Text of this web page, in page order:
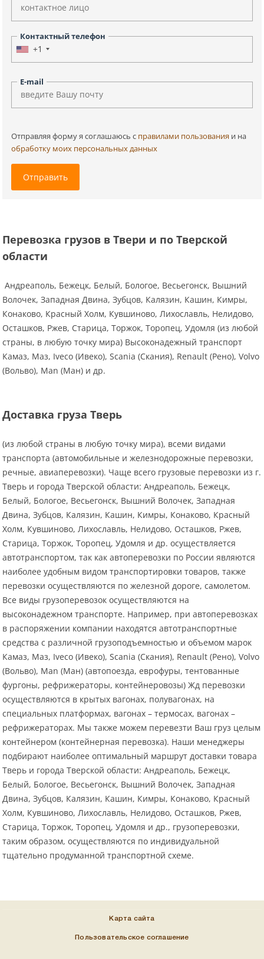
Контактный телефон
+1
E-mail
Отправляя форму я соглашаюсь c правилами пользования и на
обработку моих персональных данных
Отправить
Перевозка грузов в Твери и по Тверской
области
Андреаполь, Бежецк, Белый, Бологое, Весьегонск, Вышний
Волочек, Западная Двина, Зубцов, Калязин, Кашин, Кимры,
Конаково, Красный Холм, Кувшиново, Лихославль, Нелидово,
Осташков, Ржев, Старица, Торжок, Торопец, Удомля (из любой
страны, в любую точку мира) Высоконадежный транспорт
Камаз, Маз, Iveco (Ивеко), Scania (Скания), Renault (Рено), Volvo
(Вольво), Man (Ман) и др.
Доставка груза Тверь
(из любой страны в любую точку мира), всеми видами
транспорта (автомобильные и железнодорожные перевозки,
речные, авиаперевозки). Чаще всего грузовые перевозки из г.
Тверь и города Тверской области: Андреаполь, Бежецк,
Белый, Бологое, Весьегонск, Вышний Волочек, Западная
Двина, Зубцов, Калязин, Кашин, Кимры, Конаково, Красный
Холм, Кувшиново, Лихославль, Нелидово, Осташков, Ржев,
Старица, Торжок, Торопец, Удомля и др. осуществляется
автотранспортом, так как автоперевозки по России являются
наиболее удобным видом транспортировки товаров, также
перевозки осуществляются по железной дороге, самолетом.
Все виды грузоперевозок осуществляются на
высоконадежном транспорте. Например, при автоперевозках
в распоряжении компании находятся автотранспортные
средства с различной грузоподъемностью и объемом марок
Камаз, Маз, Iveco (Ивеко), Scania (Скания), Renault (Рено), Volvo
(Вольво), Man (Ман) (автопоезда, еврофуры, тентованные
фургоны, рефрижераторы, контейнеровозы) Жд перевозки
осуществляются в крытых вагонах, полувагонах, на
специальных платформах, вагонах – термосах, вагонах –
рефрижераторах. Мы также можем перевезти Ваш груз целым
контейнером (контейнерная перевозка). Наши менеджеры
подбирают наиболее оптимальный маршрут доставки товара
Тверь и города Тверской области: Андреаполь, Бежецк,
Белый, Бологое, Весьегонск, Вышний Волочек, Западная
Двина, Зубцов, Калязин, Кашин, Кимры, Конаково, Красный
Холм, Кувшиново, Лихославль, Нелидово, Осташков, Ржев,
Старица, Торжок, Торопец, Удомля и др., грузоперевозки,
таким образом, осуществляются по индивидуальной
тщательно продуманной транспортной схеме.
Карта сайта
Пользовательское соглашение